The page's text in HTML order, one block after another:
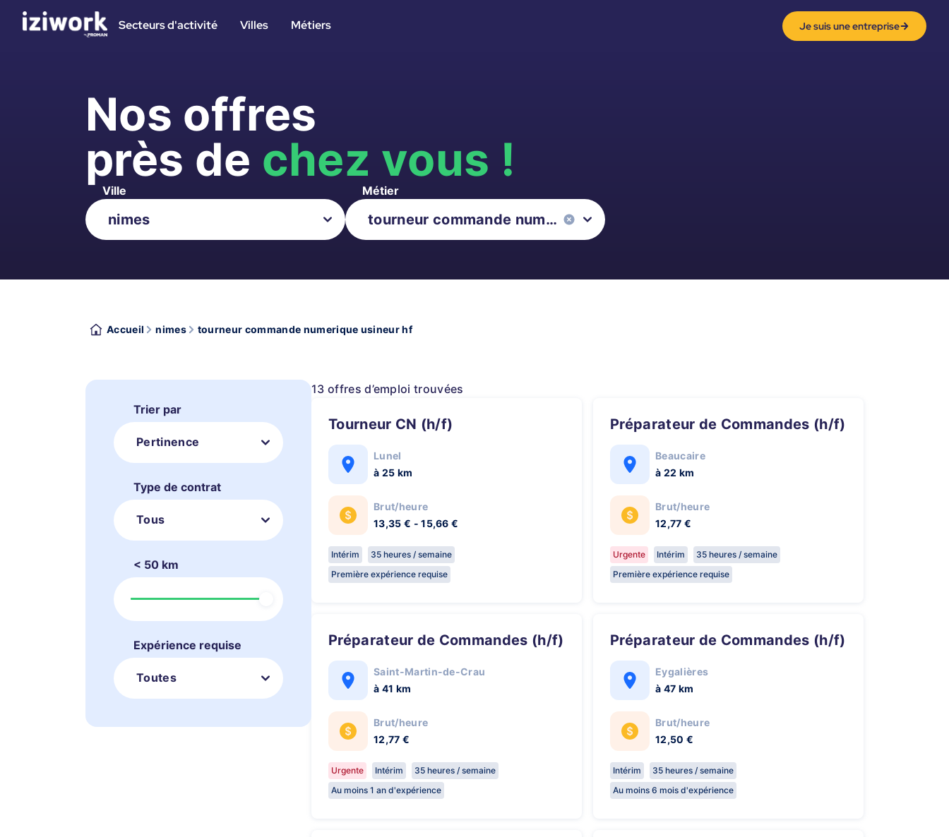
Secteurs d'activité Villes Métiers Je suis une entreprise
Nos offres
près de chez vous !
Ville Métier
Accueil nimes tourneur commande numerique usineur hf
Trier par
Pertinence
Type de contrat
Tous
< 50 km
Expérience requise
Toutes
13 offres d’emploi trouvées
Tourneur CN (h/f)
Lunel
à 25 km
Brut/heure
13,35 € - 15,66 €
Intérim
35 heures / semaine
Première expérience requise
Préparateur de Commandes (h/f)
Beaucaire
à 22 km
Brut/heure
12,77 €
Urgente Intérim
35 heures / semaine
Première expérience requise
Préparateur de Commandes (h/f)
Saint-Martin-de-Crau
à 41 km
Brut/heure
12,77 €
Urgente Intérim
35 heures / semaine
Au moins 1 an d'expérience
Préparateur de Commandes (h/f)
Eygalières
à 47 km
Brut/heure
12,50 €
Intérim
35 heures / semaine
Au moins 6 mois d'expérience